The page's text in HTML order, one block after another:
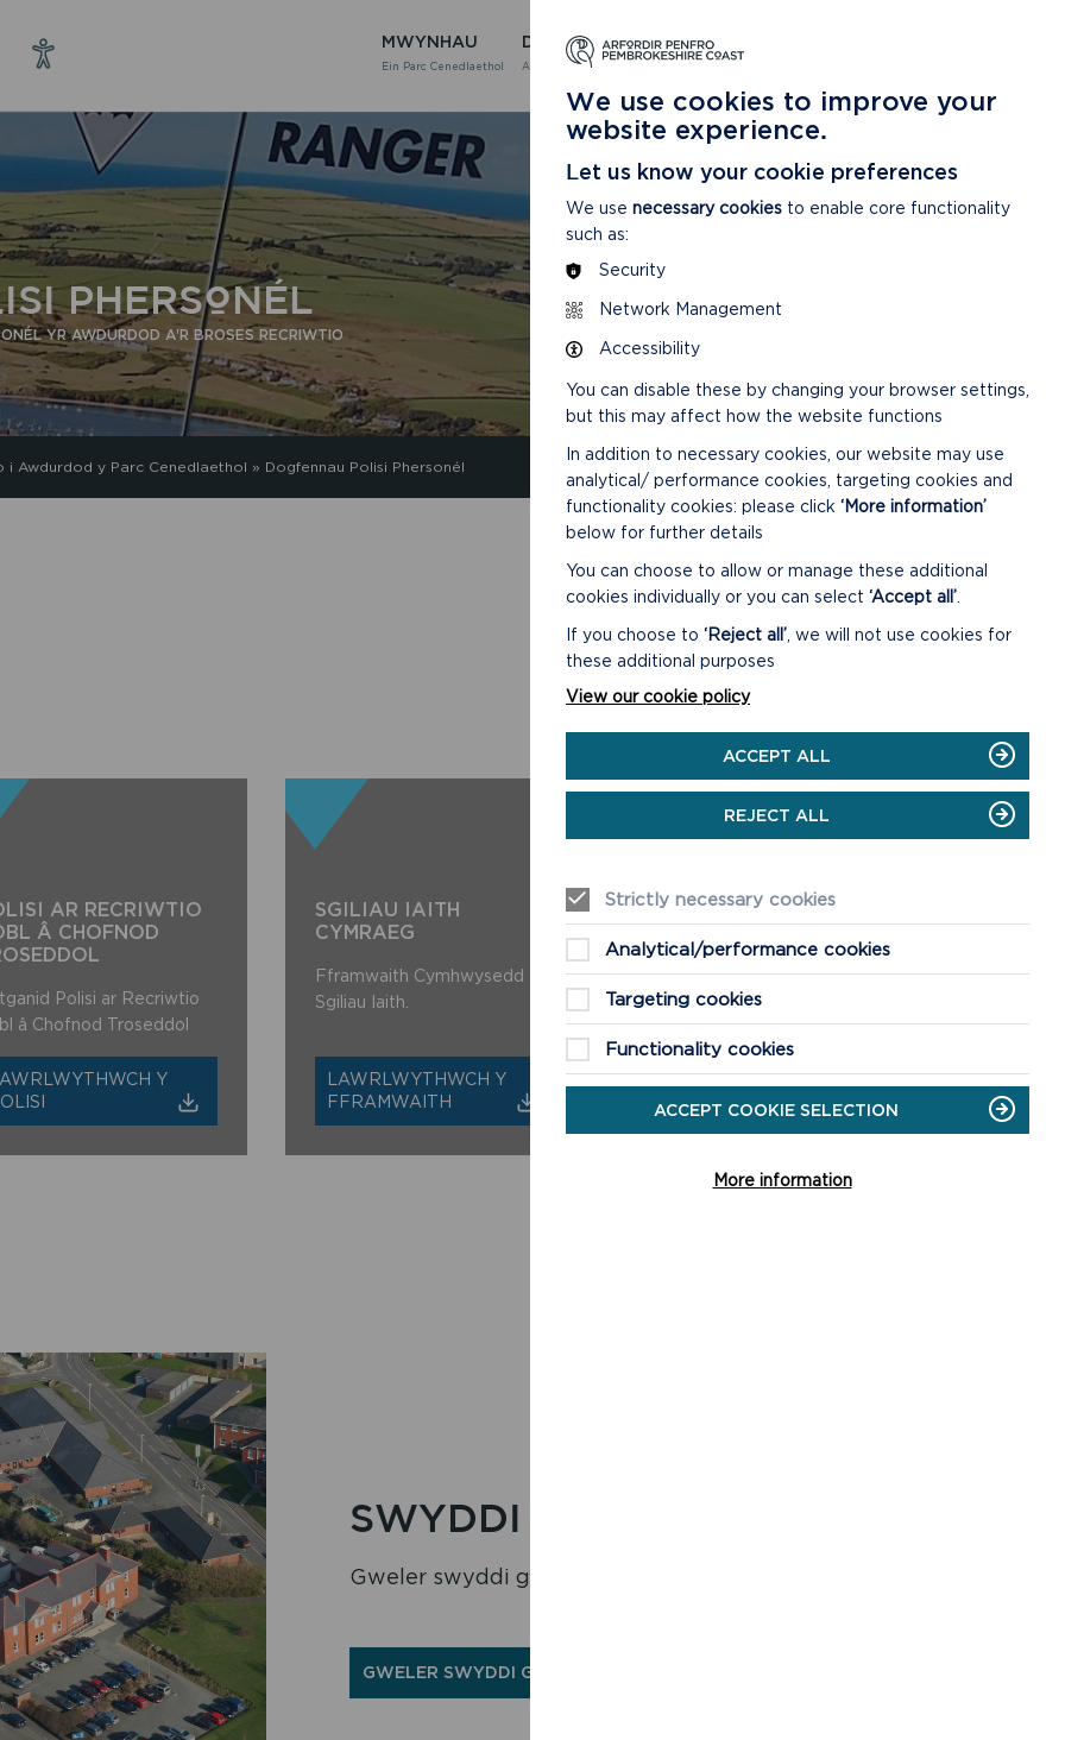
MWYNHAU
Ein Parc Cenedlaethol
DYSGU
Am Ein Parc Cenedlaethol
GOFALU
PHERSONÉL
YR AWDURDOD A'R BROSES RECRIWTIO
i Awdurdod y Parc Cenedlaethol » Dogfennau Polisi Phersonél
AR RECRIWTIO
Â CHOFNOD
Polisi ar Recriwtio
â Chofnod Troseddol​
Y
SGILIAU IAITH
CYMRAEG
Fframwaith Cymhwysedd
Sgiliau Iaith.
LAWRLWYTHWCH Y
FFRAMWAITH
SWYDDI GWAG CYFREDOL
Gweler swyddi gwag cyfredol a ymgeisiwch ar-lein
GWELER SWYDDI GWAG
We use cookies to improve your
website experience.
Let us know your cookie preferences
We use necessary cookies to enable core functionality
such as:
Security
Network Management
Accessibility
You can disable these by changing your browser settings,
but this may affect how the website functions
In addition to necessary cookies, our website may use
analytical/ performance cookies, targeting cookies and
functionality cookies: please click ‘More information’
below for further details
You can choose to allow or manage these additional
cookies individually or you can select ‘Accept all’
If you choose to ‘Reject all’ , we will not use cookies for
these additional purposes
View our cookie policy
ACCEPT ALL
REJECT ALL
Strictly necessary cookies
Analytical/performance cookies
Targeting cookies
Functionality cookies
ACCEPT COOKIE SELECTION
More information